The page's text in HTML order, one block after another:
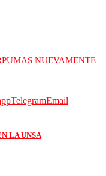
PUMAS NUEVAMENTE
TelegramEmail
LA UNSA